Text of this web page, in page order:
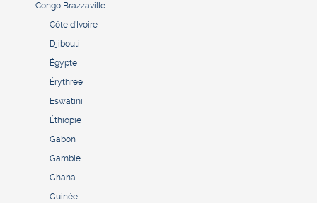
Congo Brazzaville
Côte d’Ivoire
Djibouti
Égypte
Érythrée
Eswatini
Éthiopie
Gabon
Gambie
Ghana
Guinée